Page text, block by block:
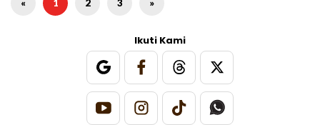
« 1 2 3 »
Ikuti Kami